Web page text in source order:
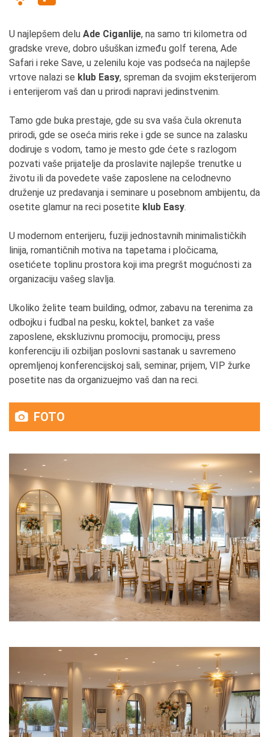
U najlepšem delu Ade Ciganlije, na samo tri kilometra od
gradske vreve, dobro ušuškan između golf terena, Ade
Safari i reke Save, u zelenilu koje vas podseća na najlepše
vrtove nalazi se klub Easy, spreman da svojim eksterijerom
i enterijerom vaš dan u prirodi napravi jedinstvenim.
Tamo gde buka prestaje, gde su sva vaša čula okrenuta
prirodi, gde se oseća miris reke i gde se sunce na zalasku
dodiruje s vodom, tamo je mesto gde ćete s razlogom
pozvati vaše prijatelje da proslavite najlepše trenutke u
životu ili da povedete vaše zaposlene na celodnevno
druženje uz predavanja i seminare u posebnom ambijentu, da
osetite glamur na reci posetite klub Easy.
U modernom enterijeru, fuziji jednostavnih minimalističkih
linija, romantičnih motiva na tapetama i pločicama,
osetićete toplinu prostora koji ima pregršt mogućnosti za
organizaciju vašeg slavlja.
Ukoliko želite team building, odmor, zabavu na terenima za
odbojku i fudbal na pesku, koktel, banket za vaše
zaposlene, ekskluzivnu promociju, promociju, press
konferenciju ili ozbiljan poslovni sastanak u savremeno
opremljenoj konferencijskoj sali, seminar, prijem, VIP žurke
posetite nas da organizuejmo vaš dan na reci.
FOTO